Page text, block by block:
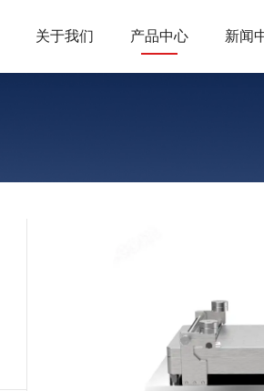
关于我们 产品中心 新闻